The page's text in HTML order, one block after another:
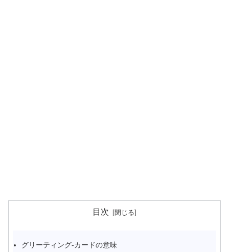
目次
グリーティング‐カードの意味